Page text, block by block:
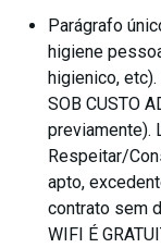
Parágrafo
higiene
higienico, etc).
SOB CUSTO
previamente).
Respeitar/
apto,
contrato sem
WIFI É